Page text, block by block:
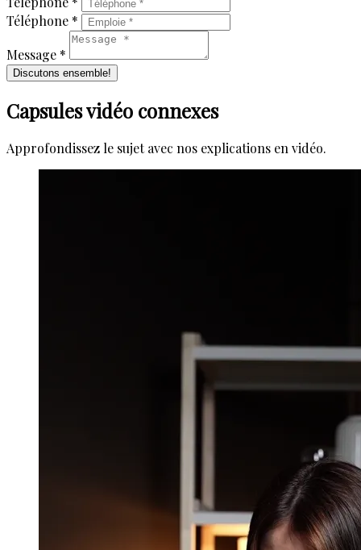
Téléphone *
Message *
Discutons ensemble!
Capsules vidéo connexes
Approfondissez le sujet avec nos explications en vidéo.